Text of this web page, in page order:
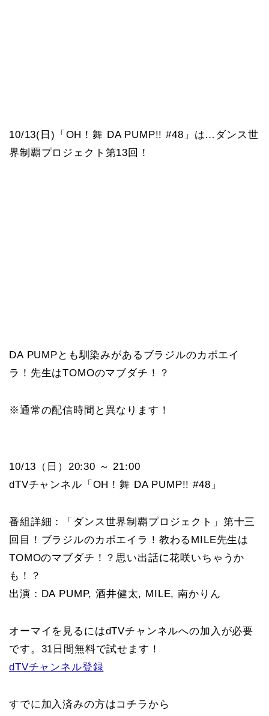
10/13(日)「OH！舞 DA PUMP!! #48」は…ダンス世
界制覇プロジェクト第13回！
DA PUMPとも馴染みがあるブラジルのカポエイ
ラ！先生はTOMOのマブダチ！？
※通常の配信時間と異なります！
10/13（日）20:30 ～ 21:00
dTVチャンネル「OH！舞 DA PUMP!! #48」
番組詳細：「ダンス世界制覇プロジェクト」第十三
回目！ブラジルのカポエイラ！教わるMILE先生は
TOMOのマブダチ！？思い出話に花咲いちゃうか
も！？
出演：DA PUMP, 酒井健太, MILE, 南かりん
オーマイを見るにはdTVチャンネルへの加入が必要
です。31日間無料で試せます！
dTVチャンネル登録
すでに加入済みの方はコチラから